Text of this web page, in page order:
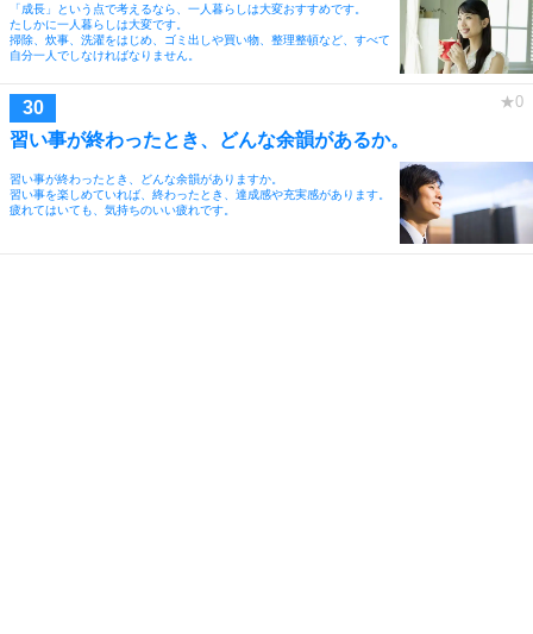
「成長」という点で考えるなら、一人暮らしは大変おすすめです。
たしかに一人暮らしは大変です。
掃除、炊事、洗濯をはじめ、ゴミ出しや買い物、整理整頓など、すべて
自分一人でしなければなりません。
習い事が終わったとき、どんな余韻があるか。
習い事が終わったとき、どんな余韻がありますか。
習い事を楽しめていれば、終わったとき、達成感や充実感があります。
疲れてはいても、気持ちのいい疲れです。